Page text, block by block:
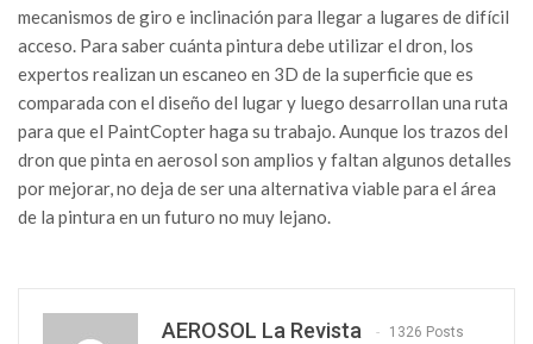
mecanismos de giro e inclinación para llegar a lugares de difícil
acceso. Para saber cuánta pintura debe utilizar el dron, los
expertos realizan un escaneo en 3D de la superficie que es
comparada con el diseño del lugar y luego desarrollan una ruta
para que el PaintCopter haga su trabajo. Aunque los trazos del
dron que pinta en aerosol son amplios y faltan algunos detalles
por mejorar, no deja de ser una alternativa viable para el área
de la pintura en un futuro no muy lejano.
AEROSOL La Revista 1326 Posts